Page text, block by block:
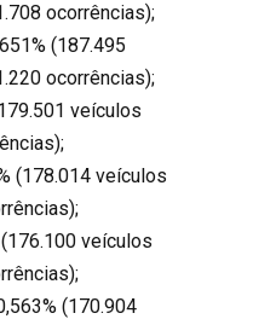
ocorrências);
(187.495
ocorrências);
veículos
(178.014 veículos
veículos
(170.904